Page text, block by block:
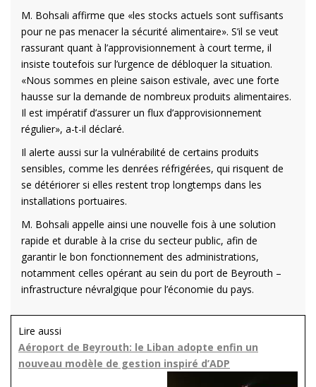
M. Bohsali affirme que «les stocks actuels sont suffisants
pour ne pas menacer la sécurité alimentaire». S’il se veut
rassurant quant à l’approvisionnement à court terme, il
insiste toutefois sur l’urgence de débloquer la situation.
«Nous sommes en pleine saison estivale, avec une forte
hausse sur la demande de nombreux produits alimentaires.
Il est impératif d’assurer un flux d’approvisionnement
régulier», a-t-il déclaré.
Il alerte aussi sur la vulnérabilité de certains produits
sensibles, comme les denrées réfrigérées, qui risquent de
se détériorer si elles restent trop longtemps dans les
installations portuaires.
M. Bohsali appelle ainsi une nouvelle fois à une solution
rapide et durable à la crise du secteur public, afin de
garantir le bon fonctionnement des administrations,
notamment celles opérant au sein du port de Beyrouth –
infrastructure névralgique pour l’économie du pays.
Lire aussi
Aéroport de Beyrouth: le Liban adopte enfin un
nouveau modèle de gestion inspiré d’ADP